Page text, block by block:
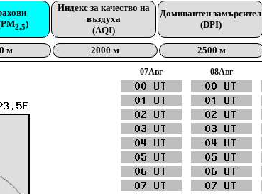
2.5)
Индекс за качество на
въздуха
(AQI)
Доминантен замърсител
(DPI)
м 2000 м 2500 м
07Aвг 08Aвг